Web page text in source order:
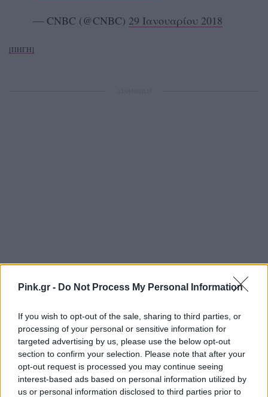
Pink.gr - Do Not Process My Personal Information
If you wish to opt-out of the sale, sharing to third parties, or
processing of your personal or sensitive information for
targeted advertising by us, please use the below opt-out
section to confirm your selection. Please note that after your
opt-out request is processed you may continue seeing
interest-based ads based on personal information utilized by
us or personal information disclosed to third parties prior to
— CNBC (@CNBC) 29 Ιανουαρίου 2018
[ΠΗΓΗ]
Ακολουθήστε το Pink.gr στοGoogle Newsκαι
μάθετε πρώτοιτα πιο hot νέα.